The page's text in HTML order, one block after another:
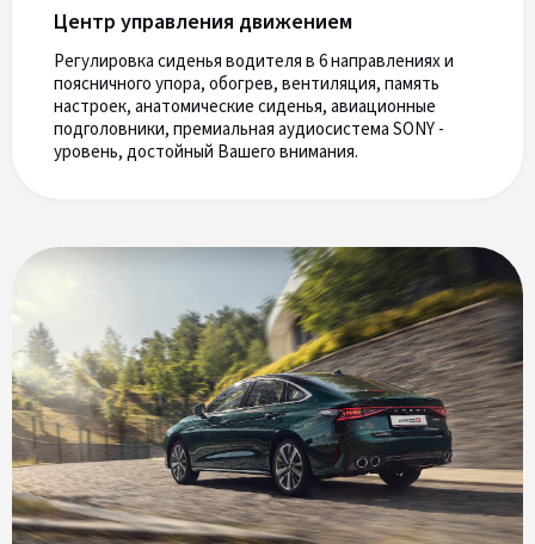
Центр управления движением
Регулировка сиденья водителя в 6 направлениях и
поясничного упора, обогрев, вентиляция, память
настроек, анатомические сиденья, авиационные
подголовники, премиальная аудиосистема SONY -
уровень, достойный Вашего внимания.